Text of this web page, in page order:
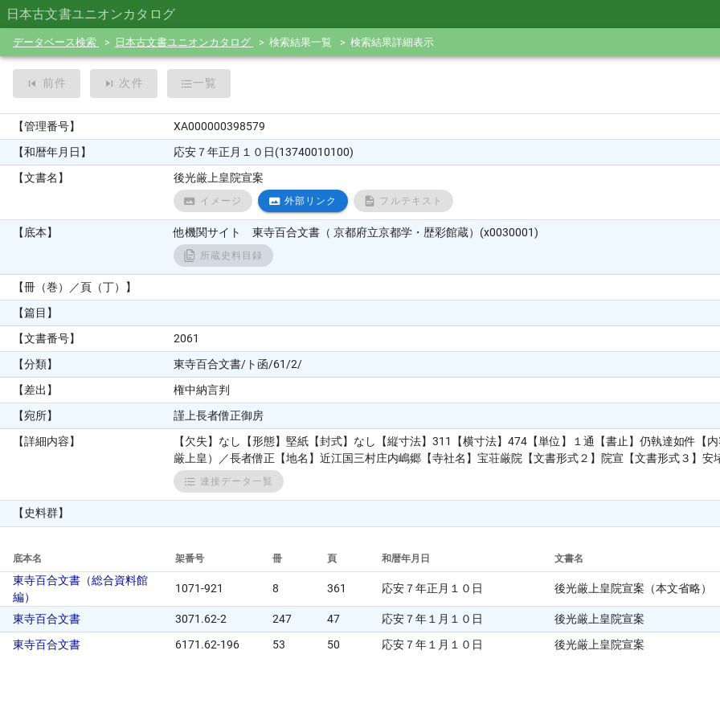
日本古文書ユニオンカタログ
データベース検索 日本古文書ユニオンカタログ 検索結果一覧 検索結果詳細表示
前件 次件 一覧
【管理番号】
XA000000398579
【和暦年月日】
応安７年正月１０日(13740010100)
【文書名】
後光厳上皇院宣案
イメージ 外部リンク フルテキスト
【底本】 他機関サイト 東寺百合文書（ 京都府立京都学・歴彩館蔵）(x0030001)
所蔵史料目録
【冊（巻）／頁（丁）】
【篇目】
【文書番号】
2061
【分類】
東寺百合文書/ト函/61/2/
【差出】
権中納言判
【宛所】
謹上長者僧正御房
【詳細内容】
【欠失】なし【形態】堅紙【封式】なし【縦寸法】311【横寸法】474【単位】１通【書止】仍執達如件
厳上皇）／長者僧正【地名】近江国三村庄内嶋郷【寺社名】宝荘厳院【文書形式２】院宣【文書形式３】安
連接データ一覧
【史料群】
底本名 架番号 冊 頁 和暦年月日 文書名
東寺百合文書（総合資料館
編）
1071-921 8 361 応安７年正月１０日 後光厳上皇院宣案（本文省略）
東寺百合文書 3071.62-2 247 47 応安７年１月１０日
後光厳上皇院宣案
東寺百合文書
6171.62-196 53 50 応安７年１月１０日 後光厳上皇院宣案